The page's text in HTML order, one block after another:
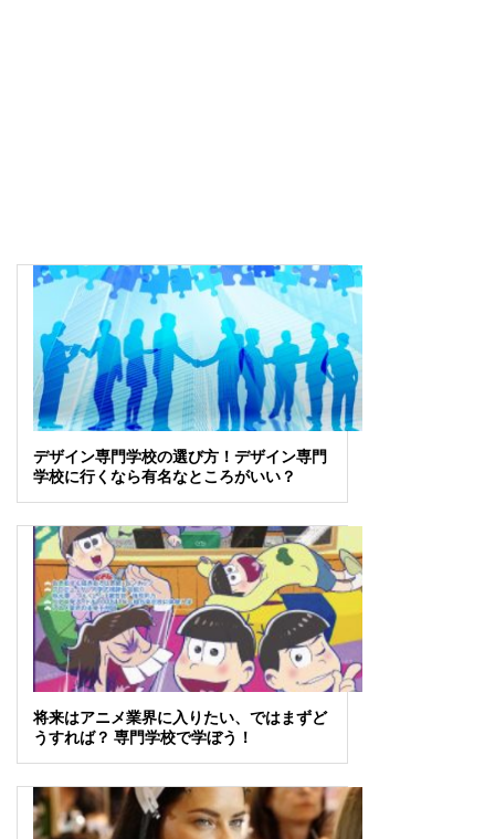
デザイン専門学校の選び方！デザイン専門
学校に行くなら有名なところがいい？
将来はアニメ業界に入りたい、ではまずど
うすれば？ 専門学校で学ぼう！